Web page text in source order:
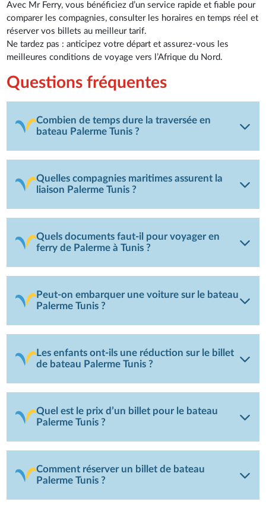
Avec Mr Ferry, vous bénéficiez d’un service rapide et fiable pour
comparer les compagnies, consulter les horaires en temps réel et
réserver vos billets au meilleur tarif.
Ne tardez pas : anticipez votre départ et assurez-vous les
meilleures conditions de voyage vers l’Afrique du Nord.
Questions fréquentes
Combien de temps dure la traversée en
bateau Palerme Tunis ?
Quelles compagnies maritimes assurent la
liaison Palerme Tunis ?
Quels documents faut-il pour voyager en
ferry de Palerme à Tunis ?
Peut-on embarquer une voiture sur le bateau
Palerme Tunis ?
Les enfants ont-ils une réduction sur le billet
de bateau Palerme Tunis ?
Quel est le prix d’un billet pour le bateau
Palerme Tunis ?
Comment réserver un billet de bateau
Palerme Tunis ?